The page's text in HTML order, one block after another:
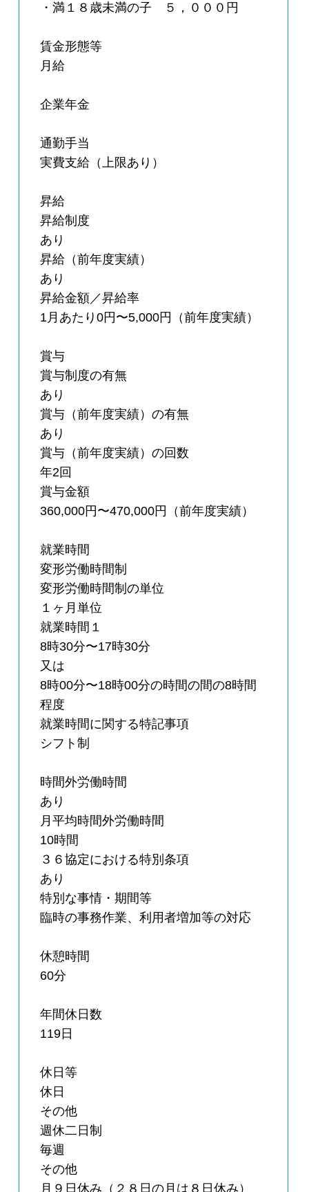
・満１８歳未満の子 ５，０００円
賃金形態等
月給
企業年金
通勤手当
実費支給（上限あり）
昇給
昇給制度
あり
昇給（前年度実績）
あり
昇給金額／昇給率
1月あたり0円〜5,000円（前年度実績）
賞与
賞与制度の有無
あり
賞与（前年度実績）の有無
あり
賞与（前年度実績）の回数
年2回
賞与金額
360,000円〜470,000円（前年度実績）
就業時間
変形労働時間制
変形労働時間制の単位
１ヶ月単位
就業時間１
8時30分〜17時30分
又は
8時00分〜18時00分の時間の間の8時間
程度
就業時間に関する特記事項
シフト制
時間外労働時間
あり
月平均時間外労働時間
10時間
３６協定における特別条項
あり
特別な事情・期間等
臨時の事務作業、利用者増加等の対応
休憩時間
60分
年間休日数
119日
休日等
休日
その他
週休二日制
毎週
その他
月９日休み（２８日の月は８日休み）